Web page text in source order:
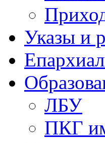
Указы и
ЛБУ
ПКГ